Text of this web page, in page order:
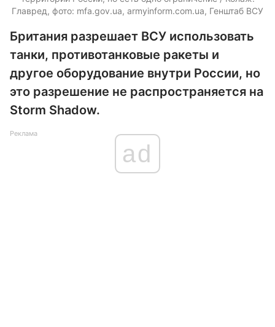
Главред, фото: mfa.gov.ua, armyinform.com.ua, Генштаб ВСУ
Британия разрешает ВСУ использовать
танки, противотанковые ракеты и
другое оборудование внутри России, но
это разрешение не распространяется на
Storm Shadow.
Реклама
ad